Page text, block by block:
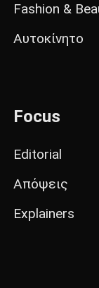
Fashion &
Αυτοκίνητο
Focus
Editorial
Απόψεις
Explainers